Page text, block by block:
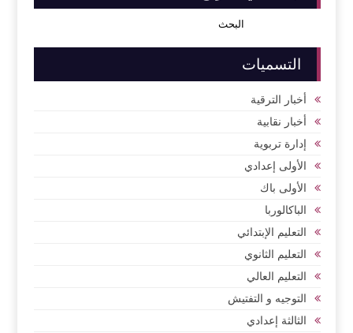
التسميات
أخبار الترقية
أخبار نقابية
إدارة تربوية
الأولى إعدادي
الأولى باك
الباكالوربا
التعليم الإبتدائي
التعليم الثانوي
التعليم العالي
التوجيه و التفتيش
الثالثة إعدادي